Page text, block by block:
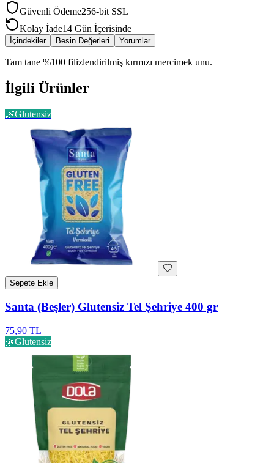
Güvenli Ödeme256-bit SSL
Kolay İade14 Gün İçerisinde
İçindekiler Besin Değerleri Yorumlar
Tam tane %100 filizlendirilmiş kırmızı mercimek unu.
İlgili Ürünler
🌿Glutensiz
Sepete Ekle
Santa (Beşler) Glutensiz Tel Şehriye 400 gr
75,90 TL
🌿Glutensiz